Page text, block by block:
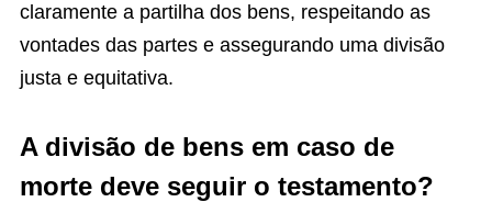
claramente a partilha dos bens, respeitando as
vontades das partes e assegurando uma divisão
justa e equitativa.
A divisão de bens em caso de
morte deve seguir o testamento?